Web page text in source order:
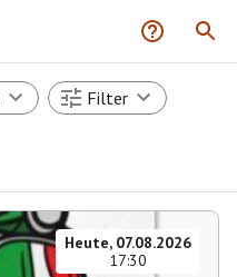
Filter
Heute, 07.08.2026
17:30